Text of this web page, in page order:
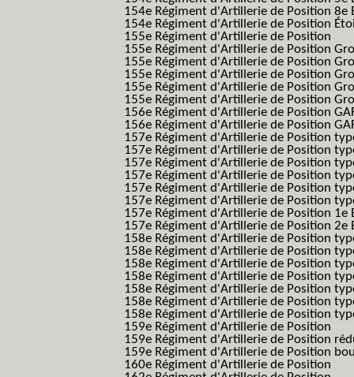
154e Régiment d'Artillerie de Position 8e
154e Régiment d'Artillerie de Position
155e Régiment d'Artillerie de Position
155e Régiment d'Artillerie de Position
155e Régiment d'Artillerie de Position
155e Régiment d'Artillerie de Position
155e Régiment d'Artillerie de Position
155e Régiment d'Artillerie de Position
156e Régiment d'Artillerie de Position
156e Régiment d'Artillerie de Position
157e Régiment d'Artillerie de Position
157e Régiment d'Artillerie de Position
157e Régiment d'Artillerie de Position
157e Régiment d'Artillerie de Position
157e Régiment d'Artillerie de Position
157e Régiment d'Artillerie de Position
157e Régiment d'Artillerie de Position 1e
157e Régiment d'Artillerie de Position 2e
158e Régiment d'Artillerie de Position
158e Régiment d'Artillerie de Position
158e Régiment d'Artillerie de Position
158e Régiment d'Artillerie de Position
158e Régiment d'Artillerie de Position
158e Régiment d'Artillerie de Position
158e Régiment d'Artillerie de Position
159e Régiment d'Artillerie de Position
159e Régiment d'Artillerie de Position
159e Régiment d'Artillerie de Position
160e Régiment d'Artillerie de Position